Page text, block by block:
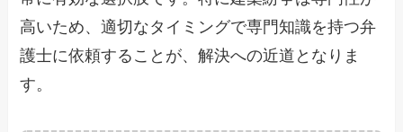
高いため、適切なタイミングで専門知識を持つ弁
護士に依頼することが、解決への近道となりま
す。